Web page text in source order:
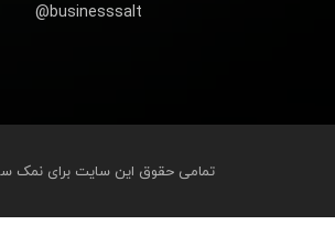
businesssalt@
تمامی حقوق این سایت برای نمک